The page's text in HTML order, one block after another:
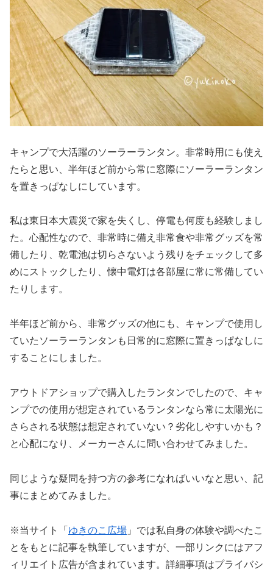
キャンプで大活躍のソーラーランタン。非常時用にも使え
たらと思い、半年ほど前から常に窓際にソーラーランタン
を置きっぱなしにしています。
私は東日本大震災で家を失くし、停電も何度も経験しまし
た。心配性なので、非常時に備え非常食や非常グッズを常
備したり、乾電池は切らさないよう残りをチェックして多
めにストックしたり、懐中電灯は各部屋に常に常備してい
たりします。
半年ほど前から、非常グッズの他にも、キャンプで使用し
ていたソーラーランタンも日常的に窓際に置きっぱなしに
することにしました。
アウトドアショップで購入したランタンでしたので、キャ
ンプでの使用が想定されているランタンなら常に太陽光に
さらされる状態は想定されていない？劣化しやすいかも？
と心配になり、メーカーさんに問い合わせてみました。
同じような疑問を持つ方の参考になればいいなと思い、記
事にまとめてみました。
※当サイト「 ゆきのこ広場 」では私自身の体験や調べたこ
とをもとに記事を執筆していますが、一部リンクにはアフ
ィリエイト広告が含まれています。詳細事項はプライバシ